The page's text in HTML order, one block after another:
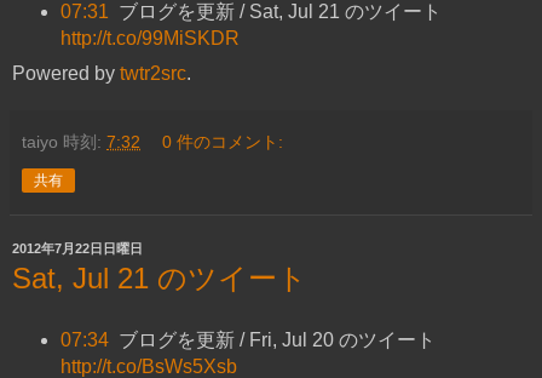
07:31 ブログを更新 / Sat, Jul 21 のツイート
http://t.co/99MiSKDR
Powered by twtr2src.
taiyo 時刻: 7:32 0 件のコメント:
共有
2012年7月22日日曜日
Sat, Jul 21 のツイート
07:34 ブログを更新 / Fri, Jul 20 のツイート
http://t.co/BsWs5Xsb